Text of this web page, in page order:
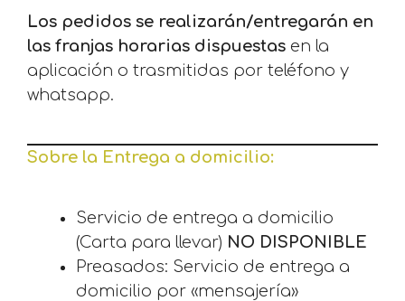
Los pedidos se realizarán/entregarán en
las franjas horarias dispuestas en la
aplicación o trasmitidas por teléfono y
whatsapp.
Sobre la Entrega a domicilio:
Servicio de entrega a domicilio
(Carta para llevar) NO DISPONIBLE
Preasados: Servicio de entrega a
domicilio por «mensajería»